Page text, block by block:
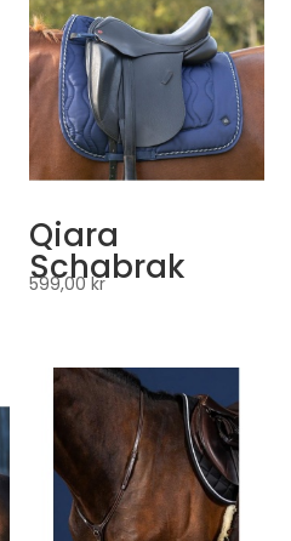
Qiara
Schabrak
599,00kr